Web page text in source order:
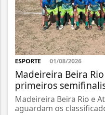
ESPORTE 01/08/2026
Madeireira Beira
primeiros
Madeireira Beira Rio e
aguardam os